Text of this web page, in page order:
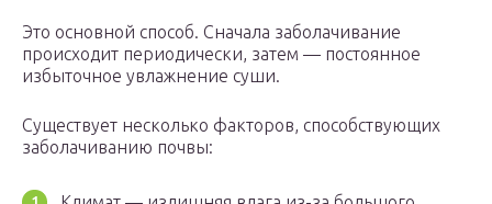
Это основной способ. Сначала заболачивание
происходит периодически, затем — постоянное
избыточное увлажнение суши.
Существует несколько факторов, способствующих
заболачиванию почвы: